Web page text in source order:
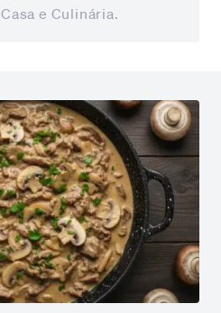
e Culinária.